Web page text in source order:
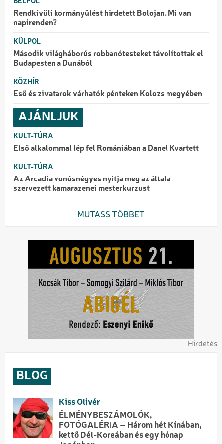
Rendkívüli kormányülést hirdetett Bolojan. Mi van
napirenden?
KÜLPOL
Második világháborús robbanótesteket távolítottak el
Budapesten a Dunából
KÖZHÍR
Eső és zivatarok várhatók pénteken Kolozs megyében
AJÁNLJUK
KULT-TÚRA
Első alkalommal lép fel Romániában a Danel Kvartett
KULT-TÚRA
Az Arcadia vonósnégyes nyitja meg az általa
szervezett kamarazenei mesterkurzust
MUTASS TÖBBET
Hirdetés
BLOG
Kiss Olivér
ÉLMÉNYBESZÁMOLÓK,
FOTÓGALÉRIA – Három hét Kínában,
kettő Dél-Koreában és egy hónap